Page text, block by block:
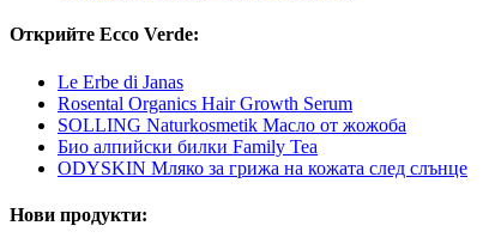
Открийте Ecco Verde:
Le Erbe di Janas
Rosental Organics Hair Growth Serum
SOLLING Naturkosmetik Масло от жожоба
Био алпийски билки Family Tea
ODYSKIN Мляко за грижа на кожата след слънце
Нови продукти: